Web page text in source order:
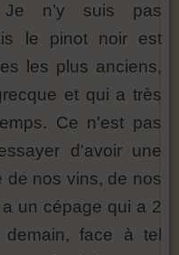
n’y suis pas
le pinot noir est
les plus anciens,
et qui a très
Ce n'est pas
d'avoir une
de nos vins, de nos
un cépage qui a 2
face à tel